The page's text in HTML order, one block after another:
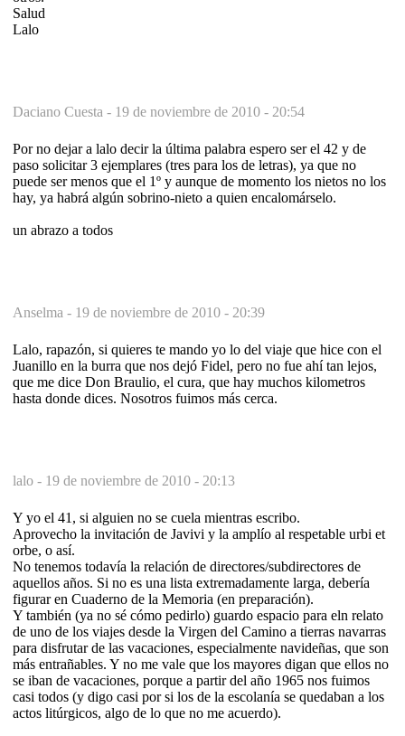
Salud
Lalo
Daciano Cuesta - 19 de noviembre de 2010 - 20:54
Por no dejar a lalo decir la última palabra espero ser el 42 y de
paso solicitar 3 ejemplares (tres para los de letras), ya que no
puede ser menos que el 1º y aunque de momento los nietos no los
hay, ya habrá algún sobrino-nieto a quien encalomárselo.
un abrazo a todos
Anselma - 19 de noviembre de 2010 - 20:39
Lalo, rapazón, si quieres te mando yo lo del viaje que hice con el
Juanillo en la burra que nos dejó Fidel, pero no fue ahí tan lejos,
que me dice Don Braulio, el cura, que hay muchos kilometros
hasta donde dices. Nosotros fuimos más cerca.
lalo - 19 de noviembre de 2010 - 20:13
Y yo el 41, si alguien no se cuela mientras escribo.
Aprovecho la invitación de Javivi y la amplío al respetable urbi et
orbe, o así.
No tenemos todavía la relación de directores/subdirectores de
aquellos años. Si no es una lista extremadamente larga, debería
figurar en Cuaderno de la Memoria (en preparación).
Y también (ya no sé cómo pedirlo) guardo espacio para eln relato
de uno de los viajes desde la Virgen del Camino a tierras navarras
para disfrutar de las vacaciones, especialmente navideñas, que son
más entrañables. Y no me vale que los mayores digan que ellos no
se iban de vacaciones, porque a partir del año 1965 nos fuimos
casi todos (y digo casi por si los de la escolanía se quedaban a los
actos litúrgicos, algo de lo que no me acuerdo).